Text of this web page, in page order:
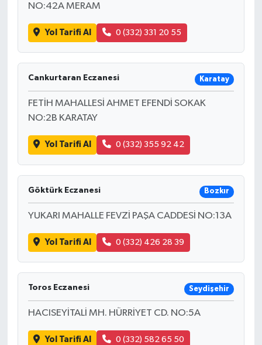
NO:42A MERAM
Yol Tarifi Al 0 (332) 331 20 55
Cankurtaran Eczanesi Karatay
FETİH MAHALLESİ AHMET EFENDİ SOKAK
NO:2B KARATAY
Yol Tarifi Al 0 (332) 355 92 42
Göktürk Eczanesi Bozkır
YUKARI MAHALLE FEVZİ PAŞA CADDESİ NO:13A
Yol Tarifi Al 0 (332) 426 28 39
Toros Eczanesi Seydişehir
HACISEYİTALİ MH. HÜRRİYET CD. NO:5A
Yol Tarifi Al 0 (332) 582 65 50